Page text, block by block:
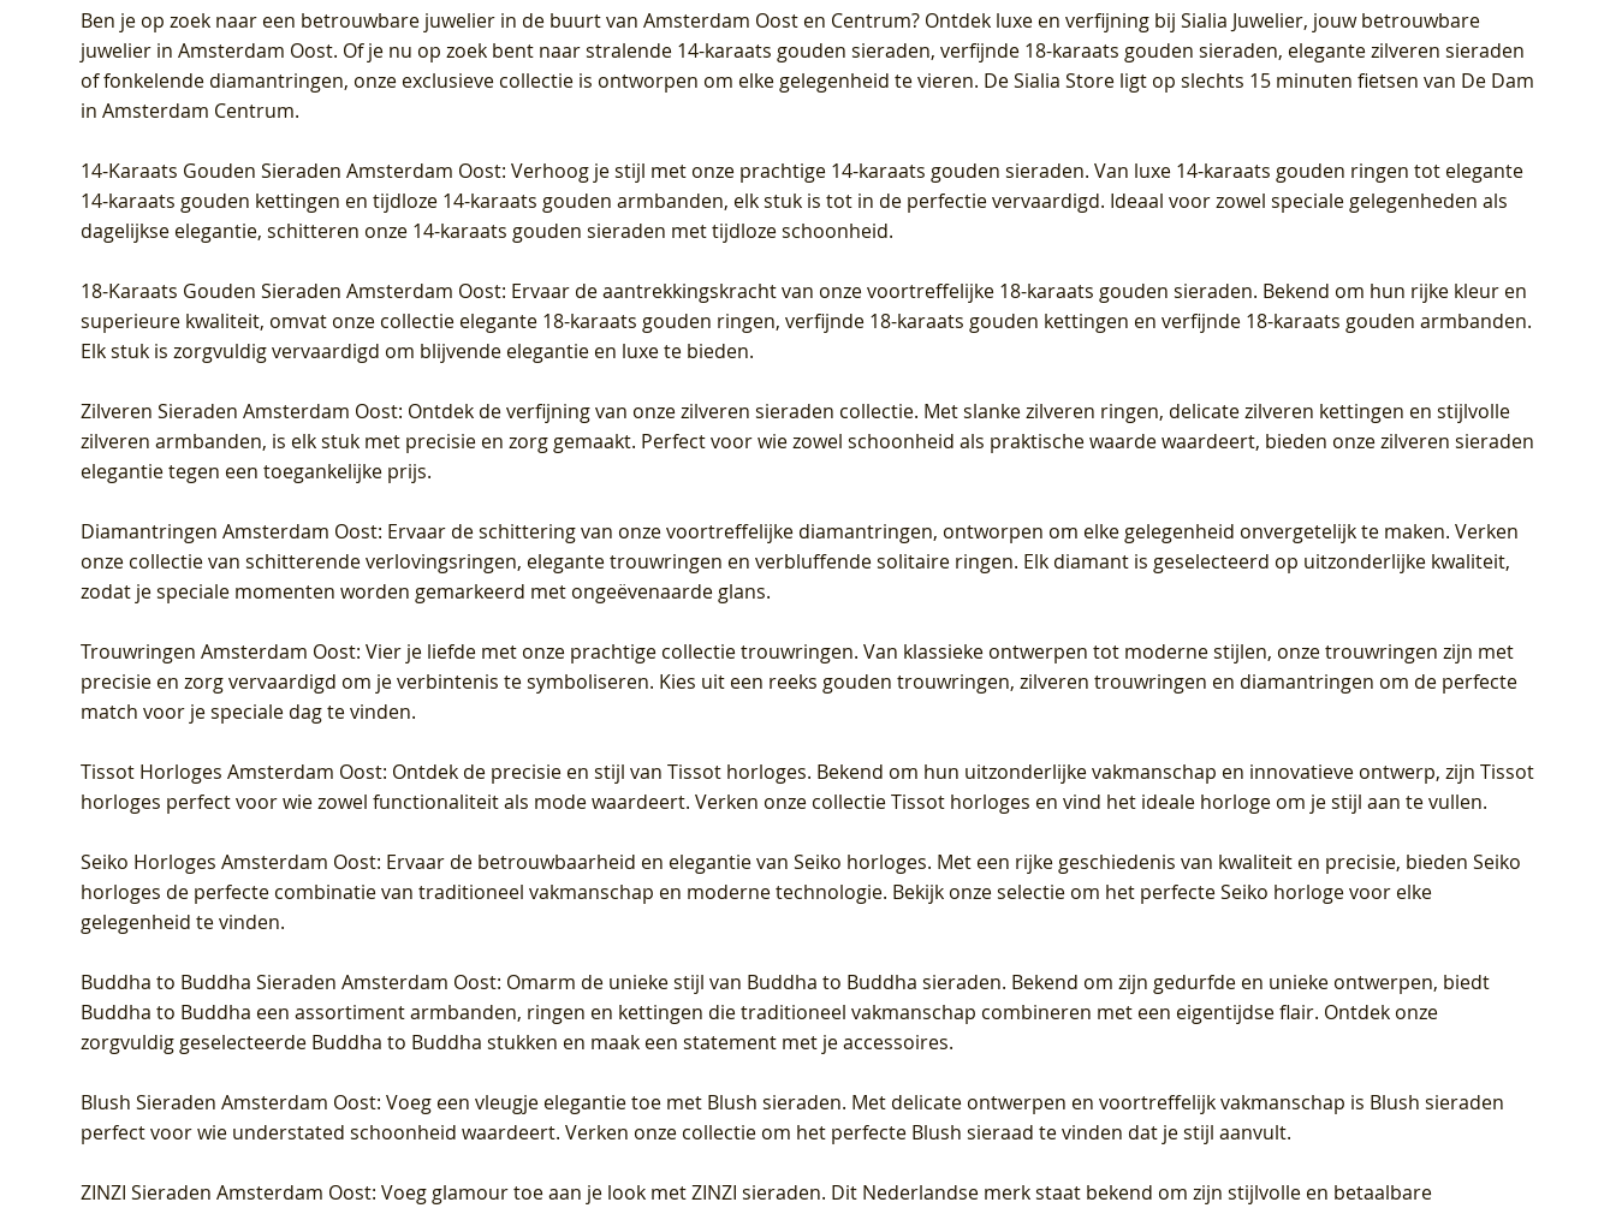
Blush Lab Diamonds Oorhangers
LG9006Y/S - Geelgoud (14k) met Lab
grown Diamant
Blush Lab Diamonds Oorhangers
LG9007Y/S - Geelgoud (14k) met Lab
grown Diamant
Blush Lab Diamonds Ring LG1028Y -
Geelgoud (14k) met Lab grown
Diamant
Blush Lab Diamonds Collier LG3014Y
- Geelgoud (14k) met Lab grown
Diamant
Blush Lab Diamonds Collier LG3019Y
– Geelgoud (14k) met Lab grown
Diamant
Blush Lab Diamonds Ring LG1042Y –
Geelgoud (14k) met Lab grown
Diamant
Blush Lab Diamonds Oorknoppen
LG7027Y - Geelgoud (14k) met Lab
grown Diamant
Blush Lab Diamonds Ring LG1029Y -
Geelgoud (14k) met Lab grown
Diamant
Blush Lab Diamonds Ring LG1031Y -
Geelgoud (14k) met Lab grown
Diamant
Blush Lab Diamonds Ring LG1044Y –
Geelgoud (14k) met Lab grown
Diamant
Blush Lab Diamonds Oorknoppen
LG7026Y - Geelgoud (14k) met Lab
grown Diamant
Blush Lab Diamonds Oorknoppen
LG7033Y – Geelgoud (14k) met Lab
grown Diamant
Ben je op zoek naar een betrouwbare juwelier in de buurt van Amsterdam Oost en Centrum? Ontdek luxe en verfijning bij Sialia Juwelier, jouw betrouwbare
juwelier in Amsterdam Oost. Of je nu op zoek bent naar stralende 14-karaats gouden sieraden, verfijnde 18-karaats gouden sieraden, elegante zilveren sieraden
of fonkelende diamantringen, onze exclusieve collectie is ontworpen om elke gelegenheid te vieren. De Sialia Store ligt op slechts 15 minuten fietsen van De Dam
in Amsterdam Centrum.
14-Karaats Gouden Sieraden Amsterdam Oost: Verhoog je stijl met onze prachtige 14-karaats gouden sieraden. Van luxe 14-karaats gouden ringen tot elegante
14-karaats gouden kettingen en tijdloze 14-karaats gouden armbanden, elk stuk is tot in de perfectie vervaardigd. Ideaal voor zowel speciale gelegenheden als
dagelijkse elegantie, schitteren onze 14-karaats gouden sieraden met tijdloze schoonheid.
18-Karaats Gouden Sieraden Amsterdam Oost: Ervaar de aantrekkingskracht van onze voortreffelijke 18-karaats gouden sieraden. Bekend om hun rijke kleur en
superieure kwaliteit, omvat onze collectie elegante 18-karaats gouden ringen, verfijnde 18-karaats gouden kettingen en verfijnde 18-karaats gouden armbanden.
Elk stuk is zorgvuldig vervaardigd om blijvende elegantie en luxe te bieden.
Zilveren Sieraden Amsterdam Oost: Ontdek de verfijning van onze zilveren sieraden collectie. Met slanke zilveren ringen, delicate zilveren kettingen en stijlvolle
zilveren armbanden, is elk stuk met precisie en zorg gemaakt. Perfect voor wie zowel schoonheid als praktische waarde waardeert, bieden onze zilveren sieraden
elegantie tegen een toegankelijke prijs.
Diamantringen Amsterdam Oost: Ervaar de schittering van onze voortreffelijke diamantringen, ontworpen om elke gelegenheid onvergetelijk te maken. Verken
onze collectie van schitterende verlovingsringen, elegante trouwringen en verbluffende solitaire ringen. Elk diamant is geselecteerd op uitzonderlijke kwaliteit,
zodat je speciale momenten worden gemarkeerd met ongeëvenaarde glans.
Trouwringen Amsterdam Oost: Vier je liefde met onze prachtige collectie trouwringen. Van klassieke ontwerpen tot moderne stijlen, onze trouwringen zijn met
precisie en zorg vervaardigd om je verbintenis te symboliseren. Kies uit een reeks gouden trouwringen, zilveren trouwringen en diamantringen om de perfecte
match voor je speciale dag te vinden.
Tissot Horloges Amsterdam Oost: Ontdek de precisie en stijl van Tissot horloges. Bekend om hun uitzonderlijke vakmanschap en innovatieve ontwerp, zijn Tissot
horloges perfect voor wie zowel functionaliteit als mode waardeert. Verken onze collectie Tissot horloges en vind het ideale horloge om je stijl aan te vullen.
Seiko Horloges Amsterdam Oost: Ervaar de betrouwbaarheid en elegantie van Seiko horloges. Met een rijke geschiedenis van kwaliteit en precisie, bieden Seiko
horloges de perfecte combinatie van traditioneel vakmanschap en moderne technologie. Bekijk onze selectie om het perfecte Seiko horloge voor elke
gelegenheid te vinden.
Buddha to Buddha Sieraden Amsterdam Oost: Omarm de unieke stijl van Buddha to Buddha sieraden. Bekend om zijn gedurfde en unieke ontwerpen, biedt
Buddha to Buddha een assortiment armbanden, ringen en kettingen die traditioneel vakmanschap combineren met een eigentijdse flair. Ontdek onze
zorgvuldig geselecteerde Buddha to Buddha stukken en maak een statement met je accessoires.
Blush Sieraden Amsterdam Oost: Voeg een vleugje elegantie toe met Blush sieraden. Met delicate ontwerpen en voortreffelijk vakmanschap is Blush sieraden
perfect voor wie understated schoonheid waardeert. Verken onze collectie om het perfecte Blush sieraad te vinden dat je stijl aanvult.
ZINZI Sieraden Amsterdam Oost: Voeg glamour toe aan je look met ZINZI sieraden. Dit Nederlandse merk staat bekend om zijn stijlvolle en betaalbare